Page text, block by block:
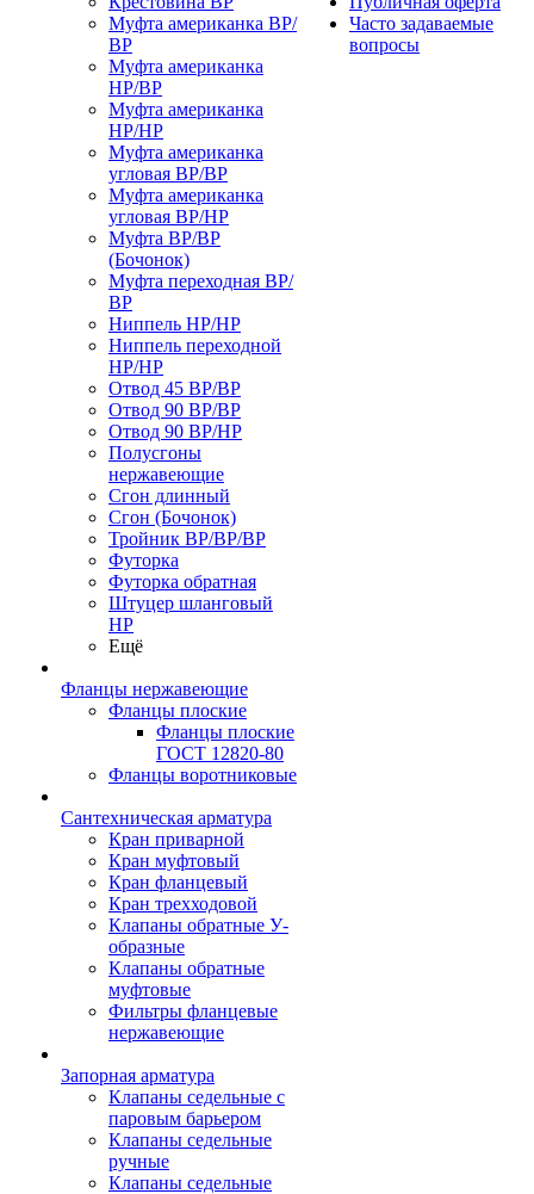
Муфта американка ВР/
ВР
Муфта американка
НР/ВР
Муфта американка
НР/НР
Муфта американка
угловая ВР/ВР
Муфта американка
угловая ВР/НР
Муфта ВР/ВР
(Бочонок)
Муфта переходная ВР/
ВР
Ниппель НР/НР
Ниппель переходной
НР/НР
Отвод 45 ВР/ВР
Отвод 90 ВР/ВР
Отвод 90 ВР/НР
Полусгоны
нержавеющие
Сгон длинный
Сгон (Бочонок)
Тройник ВР/ВР/ВР
Футорка
Футорка обратная
Штуцер шланговый
НР
Ещё
Фланцы нержавеющие
Фланцы плоские
Фланцы плоские
ГОСТ 12820-80
Фланцы воротниковые
Сантехническая арматура
Кран приварной
Кран муфтовый
Кран фланцевый
Кран трехходовой
Клапаны обратные У-
образные
Клапаны обратные
муфтовые
Фильтры фланцевые
нержавеющие
Запорная арматура
Клапаны седельные с
паровым барьером
Клапаны седельные
ручные
Клапаны седельные
Часто задаваемые
вопросы